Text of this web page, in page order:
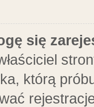
się
którą